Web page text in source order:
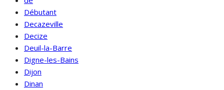
Débutant
Decazeville
Decize
Deuil-la-Barre
Digne-les-Bains
Dijon
Dinan